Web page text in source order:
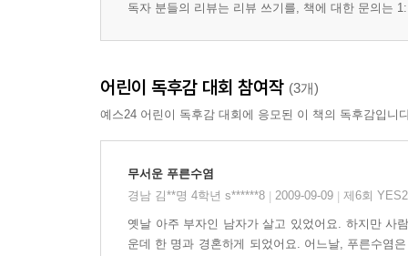
독자 분들의 리뷰는 리뷰 쓰기를, 책에 대한 문의는
어린이 독후감 대회 참여작 (3개)
예스24 어린이 독후감 대회에 응모된 이 책의 독후감입니
무서운 푸른수염
경남 김**명 4학년 s******8
2009-09-09 제6회
옛날 아주 부자인 남자가 살고 있었어요. 하지만 사
운데 한 명과 경혼하게 되었어요. 어느날, 푸른수염